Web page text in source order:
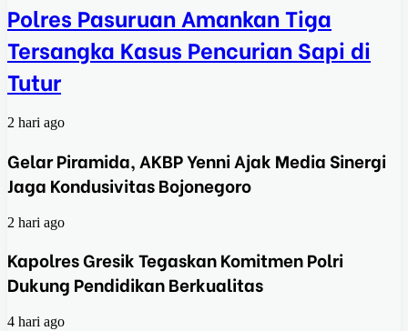
Polres Pasuruan Amankan Tiga
Tersangka Kasus Pencurian Sapi di
Tutur
2 hari ago
Gelar Piramida, AKBP Yenni Ajak Media Sinergi
Jaga Kondusivitas Bojonegoro
2 hari ago
Kapolres Gresik Tegaskan Komitmen Polri
Dukung Pendidikan Berkualitas
4 hari ago